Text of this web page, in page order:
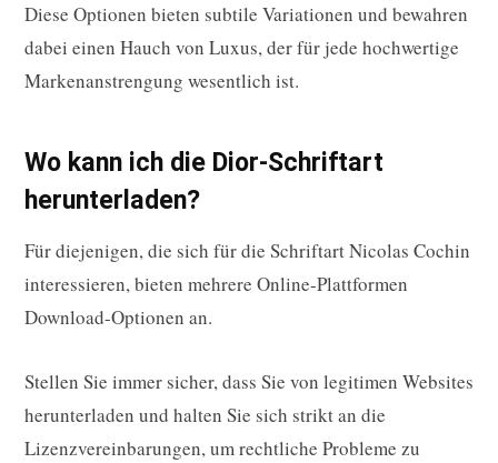
Diese Optionen bieten subtile Variationen und bewahren
dabei einen Hauch von Luxus, der für jede hochwertige
Markenanstrengung wesentlich ist.
Wo kann ich die Dior-Schriftart
herunterladen?
Für diejenigen, die sich für die Schriftart Nicolas Cochin
interessieren, bieten mehrere Online-Plattformen
Download-Optionen an.
Stellen Sie immer sicher, dass Sie von legitimen Websites
herunterladen und halten Sie sich strikt an die
Lizenzvereinbarungen, um rechtliche Probleme zu